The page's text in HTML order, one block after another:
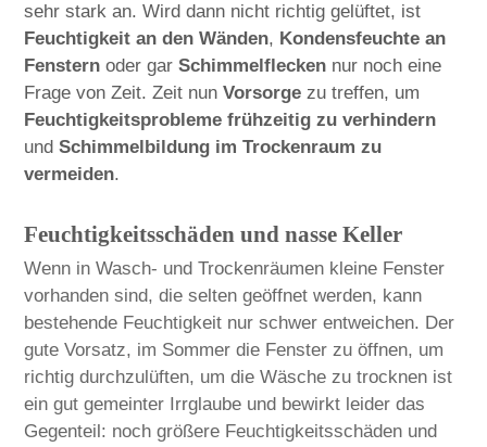
sehr stark an. Wird dann nicht richtig gelüftet, ist
Feuchtigkeit an den Wänden, Kondensfeuchte an
Fenstern oder garSchimmelflecken nur noch eine
Frage von Zeit. Zeit nunVorsorge zu treffen, um
Feuchtigkeitsprobleme frühzeitig zu verhindern
undSchimmelbildung im Trockenraum zu
vermeiden.
Feuchtigkeitsschäden und nasse Keller
Wenn in Wasch- und Trockenräumen kleine Fenster
vorhanden sind, die selten geöffnet werden, kann
bestehende Feuchtigkeit nur schwer entweichen. Der
gute Vorsatz, im Sommer die Fenster zu öffnen, um
richtig durchzulüften, um die Wäsche zu trocknen ist
ein gut gemeinter Irrglaube und bewirkt leider das
Gegenteil: noch größere Feuchtigkeitsschäden und